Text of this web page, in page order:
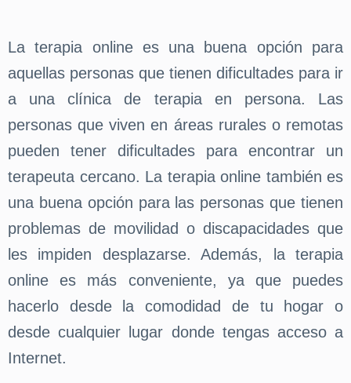
La terapia online es una buena opción para
aquellas personas que tienen dificultades para ir
a una clínica de terapia en persona. Las
personas que viven en áreas rurales o remotas
pueden tener dificultades para encontrar un
terapeuta cercano. La terapia online también es
una buena opción para las personas que tienen
problemas de movilidad o discapacidades que
les impiden desplazarse. Además, la terapia
online es más conveniente, ya que puedes
hacerlo desde la comodidad de tu hogar o
desde cualquier lugar donde tengas acceso a
Internet.